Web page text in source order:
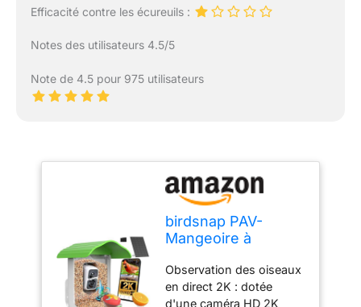
Efficacité contre les écureuils :
Notes des utilisateurs 4.5/5
Note de 4.5 pour 975 utilisateurs
birdsnap PAV-
Mangeoire à
caméra, 2K HD
avec carte de 64
Observation des oiseaux
en direct 2K : dotée
d'une caméra HD 2K